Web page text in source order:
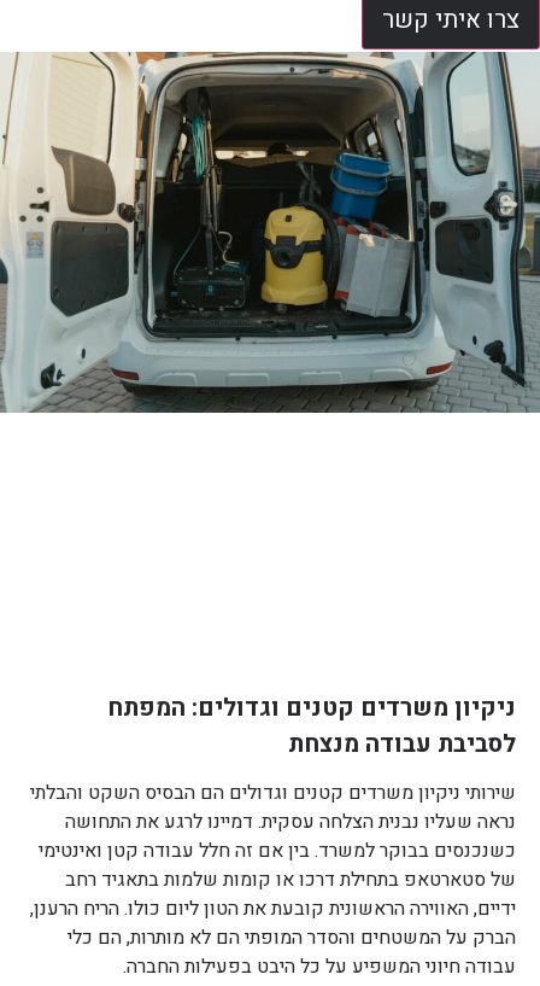
צרו איתי קשר
ניקיון משרדים קטנים וגדולים: המפתח
לסביבת עבודה מנצחת
שירותי ניקיון משרדים קטנים וגדולים הם הבסיס השקט והבלתי
נראה שעליו נבנית הצלחה עסקית. דמיינו לרגע את התחושה
כשנכנסים בבוקר למשרד. בין אם זה חלל עבודה קטן ואינטימי
של סטארטאפ בתחילת דרכו או קומות שלמות בתאגיד רחב
ידיים, האווירה הראשונית קובעת את הטון ליום כולו. הריח הרענן,
הברק על המשטחים והסדר המופתי הם לא מותרות, הם כלי
עבודה חיוני המשפיע על כל היבט בפעילות החברה.